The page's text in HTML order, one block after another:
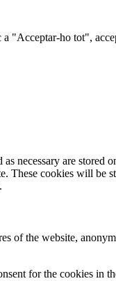
"Acceptar-ho tot",
necessary are stored
These cookies will be
of the website,
for the cookies in